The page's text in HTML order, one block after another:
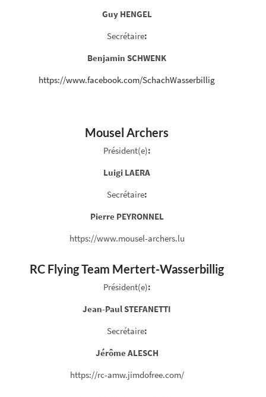
Guy HENGEL
Secrétaire:
Benjamin SCHWENK
https://www.facebook.com/SchachWasserbillig
Mousel Archers
Président(e):
Luigi LAERA
Secrétaire:
Pierre PEYRONNEL
https://www.mousel-archers.lu
RC Flying Team Mertert-Wasserbillig
Président(e):
Jean-Paul STEFANETTI
Secrétaire:
Jérôme ALESCH
https://rc-amw.jimdofree.com/